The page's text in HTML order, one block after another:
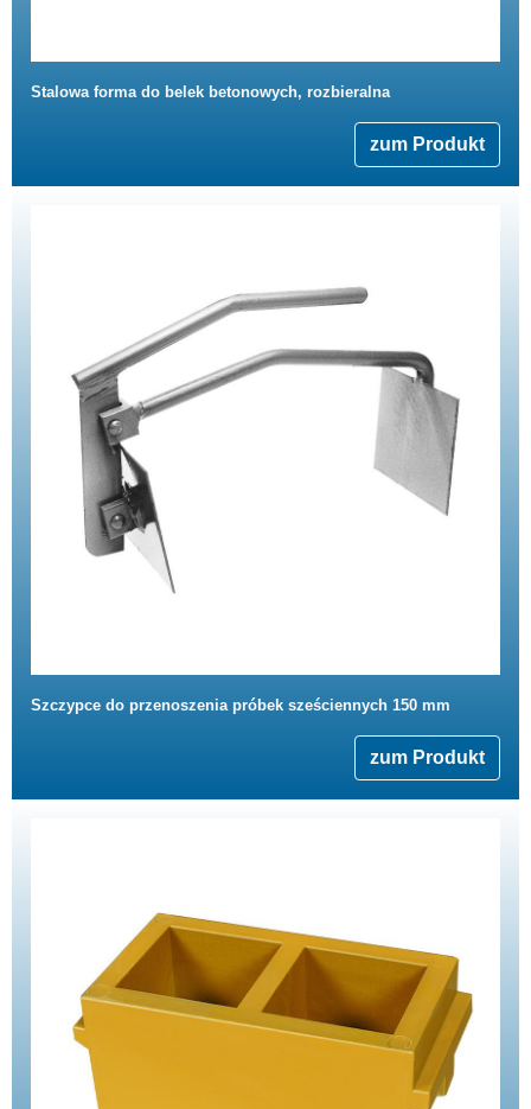
Stalowa forma do belek betonowych, rozbieralna
zum Produkt
Szczypce do przenoszenia próbek sześciennych 150 mm
zum Produkt